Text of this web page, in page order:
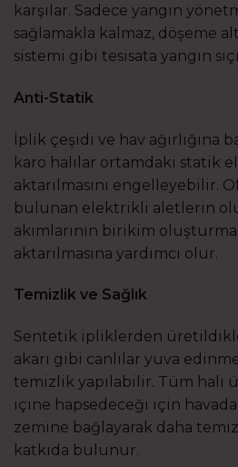
karşılar. Sadece yangın
sağlamakla kalmaz, döşeme
sistemi gibi tesisata yangın
Anti-Statik
İplik çeşidi ve hav ağırlığına
karo halılar ortamdaki statik
aktarılmasını engelleyebilir.
bulunan elektrikli aletlerin
akımlarının birikim
aktarılmasına yardımcı olur.
Temizlik ve Sağlık
Sentetik ipliklerden
akarı gibi canlılar yuva
temizlik yapılabilir. Tüm halı
içine hapsedeceği için
zemine bağlayarak daha
katkıda bulunur.